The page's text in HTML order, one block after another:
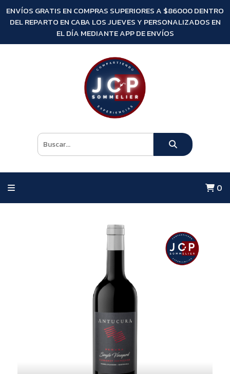
ENVÍOS GRATIS EN COMPRAS SUPERIORES A $86000 DENTRO
DEL REPARTO EN CABA LOS JUEVES Y PERSONALIZADOS EN
EL DÍA MEDIANTE APP DE ENVÍOS
0